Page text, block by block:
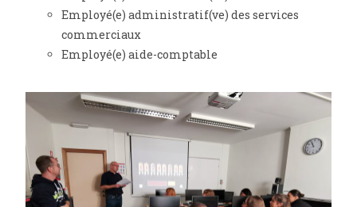
Employé(e) administratif(ve) des services
commerciaux
Employé(e) aide-comptable